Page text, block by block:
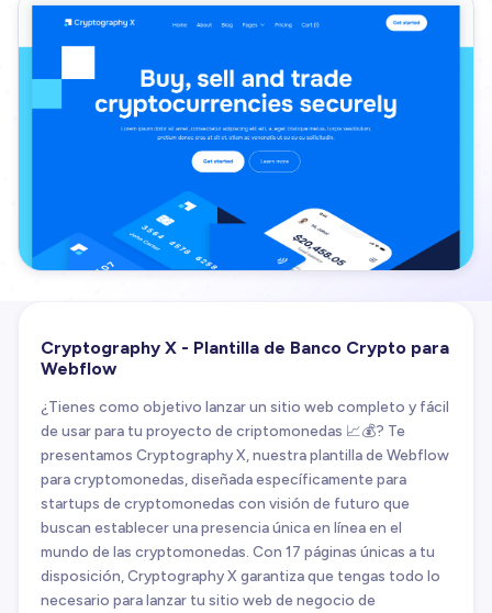
Cryptography X - Plantilla de Banco Crypto para
Webflow
¿Tienes como objetivo lanzar un sitio web completo y fácil
de usar para tu proyecto de criptomonedas 📈💰? Te
presentamos Cryptography X, nuestra plantilla de Webflow
para cryptomonedas, diseñada específicamente para
startups de cryptomonedas con visión de futuro que
buscan establecer una presencia única en línea en el
mundo de las cryptomonedas. Con 17 páginas únicas a tu
disposición, Cryptography X garantiza que tengas todo lo
necesario para lanzar tu sitio web de negocio de